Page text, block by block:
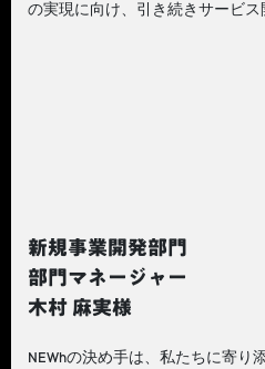
の実現に向け、引き続きサービス
新規事業開発部門
部門マネージャー
木村 麻実様
NEWhの決め手は、私たちに寄り